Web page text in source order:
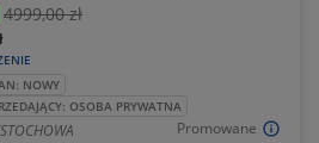
Promowane
4999,00 zł
NOWY
OSOBA PRYWATNA